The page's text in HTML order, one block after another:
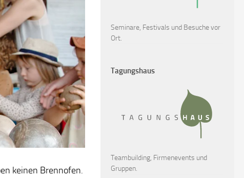
keinen Brennofen.
Seminare, Festivals und Besuche vor
Ort.
Tagungshaus
Teambuilding, Firmenevents und
Gruppen.